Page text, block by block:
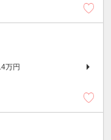
万円